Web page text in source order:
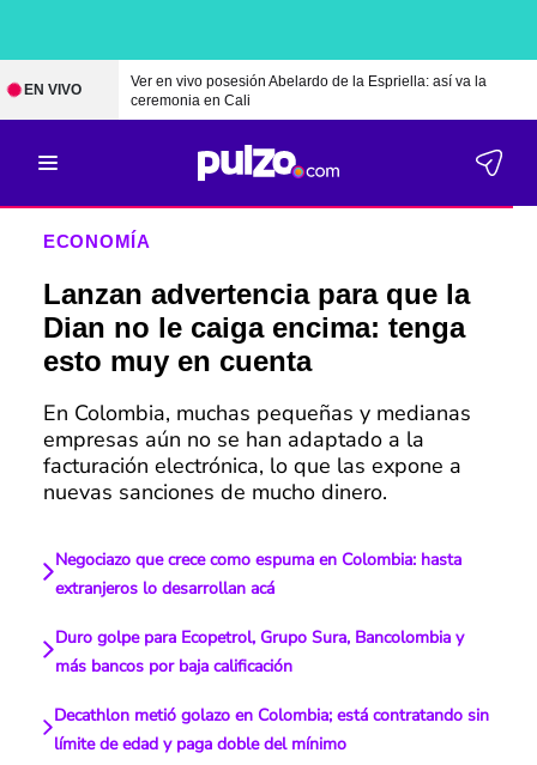
EN VIVO
Ver en vivo posesión Abelardo de la Espriella: así va la
ceremonia en Cali
ECONOMÍA
Lanzan advertencia para que la
Dian no le caiga encima: tenga
esto muy en cuenta
En Colombia, muchas pequeñas y medianas
empresas aún no se han adaptado a la
facturación electrónica, lo que las expone a
nuevas sanciones de mucho dinero.
Negociazo que crece como espuma en Colombia: hasta
extranjeros lo desarrollan acá
Duro golpe para Ecopetrol, Grupo Sura, Bancolombia y
más bancos por baja calificación
Decathlon metió golazo en Colombia; está contratando sin
límite de edad y paga doble del mínimo